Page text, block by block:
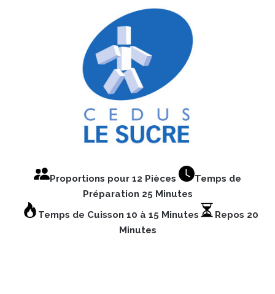
Proportions pour 12 Pièces
Temps de
Préparation 25 Minutes
Temps de Cuisson 10 à 15 Minutes
Repos 20
Minutes